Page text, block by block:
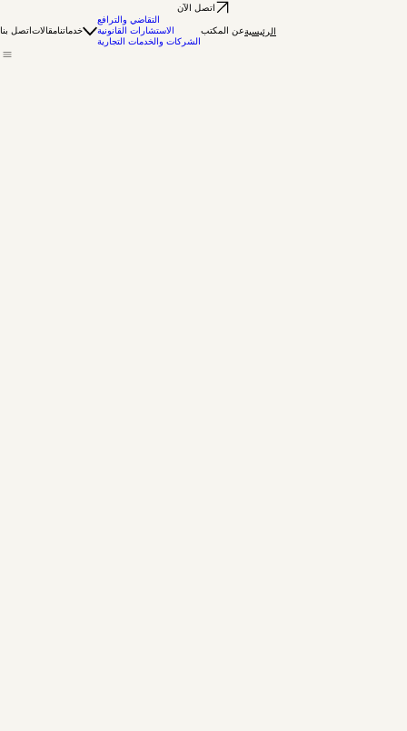
اتصل الآن
اتصل بنامقالاتخدماتنا
التقاضي والترافع
الاستشارات القانونية
الشركات والخدمات التجارية
عن المكتبالرئيسية